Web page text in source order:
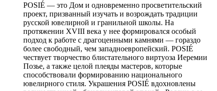
POSIÉ — это Дом и одновременно просветительский
проект, призванный изучать и возрождать традиции
русской ювелирной и гранильной школы. На
протяжении XVIII века у нее формировался особый
подход к работе с драгоценными камнями — гораздо
более свободный, чем западноевропейский. POSIÉ
чествует творчество блистательного виртуоза Иеремии
Позье, а также целой плеяды мастеров, которые
способствовали формированию национального
ювелирного стиля. Украшения POSIÉ вдохновлены